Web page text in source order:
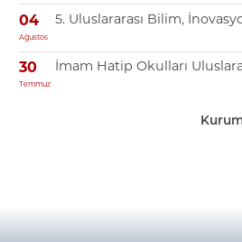
04
Ağustos
5. Uluslararası Bilim,
30
Temmuz
İmam Hatip Okulları